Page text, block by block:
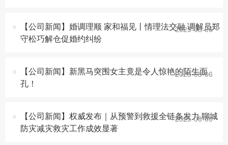
【公司新闻】婚调理顺 家和福见丨情理法交融 调解员郑
守松巧解仓促婚约纠纷
2025-08-06
【公司新闻】新黑马突围女主竟是令人惊艳的陌生面
孔！
2025-08-06
【公司新闻】权威发布｜从预警到救援全链条发力 聊城
防灾减灾救灾工作成效显著
2025-08-06